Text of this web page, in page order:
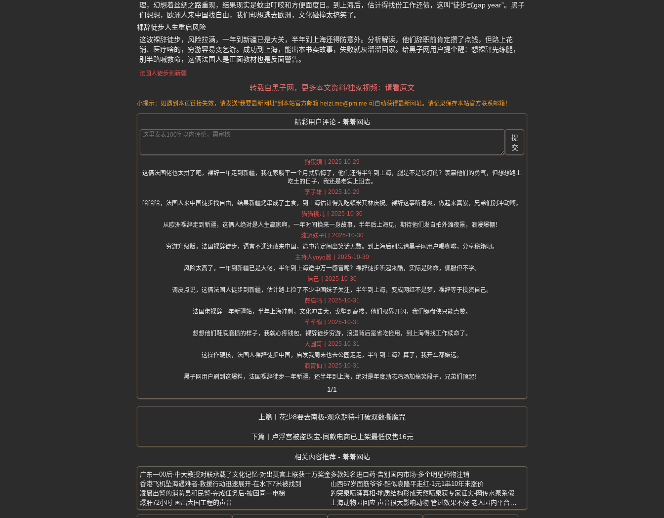
理，幻想着丝绸之路重现，结果现实是蚊虫叮咬和方便面度日。到上海后，估计得找份工作还债，这叫“徒步式gap year”。黑子
们想想，欧洲人来中国找自由，我们却想逃去欧洲，文化碰撞太搞笑了。
裸辞徒步人生重启风险
这波裸辞徒步，风险拉满，一年到新疆已是大关，半年到上海还得防意外。分析解读，他们辞职前肯定攒了点钱，但路上花
销、医疗啥的，穷游容易变乞游。成功到上海，能出本书卖故事，失败就灰溜溜回家。给黑子网用户提个醒：想裸辞先练腿，
别半路喊救命，这俩法国人是正面教材也是反面警告。
法国人徒步到新疆
转载自黑子网，更多本文资料/独家视频：请看原文
小提示：如遇到本页链接失效，请发送“我要最新网址”到本站官方邮箱 heizi.me@pm.me 可自动获得最新网址。请记录保存本站官方联系邮箱！
精彩用户评论 - 羞羞网站
提
交
狗蛋姨
2025-10-29
这俩法国佬也太拼了吧，裸辞一年走到新疆，我在家躺平一个月就后悔了，他们还得半年到上海，腿是不是铁打的？羡慕他们的勇气，但想想路上
吃土的日子，我还是老实上班去。
李子雄
2025-10-29
哈哈哈，法国人来中国徒步找自由，结果新疆烤串成了主食，到上海估计得先吃顿米其林庆祝。裸辞这事听着爽，做起来真累，兄弟们别冲动啊。
猫猫桃儿
2025-10-30
从欧洲裸辞走到新疆，这俩人绝对是人生赢家啊，一年时间换来一身故事，半年后上海见，期待他们发自拍外滩夜景，浪漫爆棚！
炫迈妹子i
2025-10-30
穷游升级版，法国裸辞徒步，语言不通还敢来中国，途中肯定闹出笑话无数。到上海后别忘请黑子网用户喝咖啡，分享秘籍呗。
主持人yoyo酱
2025-10-30
风险太高了，一年到新疆已是大佬，半年到上海途中万一感冒呢？裸辞徒步听起来酷，实际是赌命，佩服但不学。
洁己
2025-10-30
调皮点说，这俩法国人徒步到新疆，估计路上捡了不少中国妹子关注，半年到上海，变成网红不是梦，裸辞等于投资自己。
费启鸣
2025-10-31
法国佬裸辞一年新疆站，半年上海冲刺，文化冲击大，戈壁到高楼，他们眼界开阔，我们键盘侠只能点赞。
芊芊龍
2025-10-31
想想他们鞋底磨损的样子，我就心疼钱包，裸辞徒步穷游，浪漫背后是省吃俭用，到上海得找工作续命了。
大圆哥
2025-10-31
这操作硬核，法国人裸辞徒步中国，启发我周末也去公园走走，半年到上海？算了，我开车都嫌远。
浪胃仙
2025-10-31
黑子网用户刷到这爆料，法国裸辞徒步一年新疆，还半年到上海，绝对是年度励志鸡汤加搞笑段子，兄弟们顶起！
1/1
花少8要去南极-观众期待-打破双数撕魔咒
卢浮宫被盗珠宝-同款电商已上架最低仅售16元
相关内容推荐 - 羞羞网站
广东一00后-中大教授对联承载了文化记忆-对出莫言上联获十万奖金多款知名进口药-告别国内市场-多个明星药物注销
香港飞机坠海遇难者-救援行动迅速展开-在水下7米被找到
山西67岁面筋爷爷-酷似袁隆平走红-1元1串10年未涨价
凌晨出警的消防员和民警-完成任务后-被困同一电梯
趵突泉喷涌真相-地质结构形成天然喷泉获专家证实-网传水泵系假消息
爆肝72小时-画出大国工程的声音 上海动物园回应-声音很大影响动物-管过效果不好-老人园内平台跳广场舞